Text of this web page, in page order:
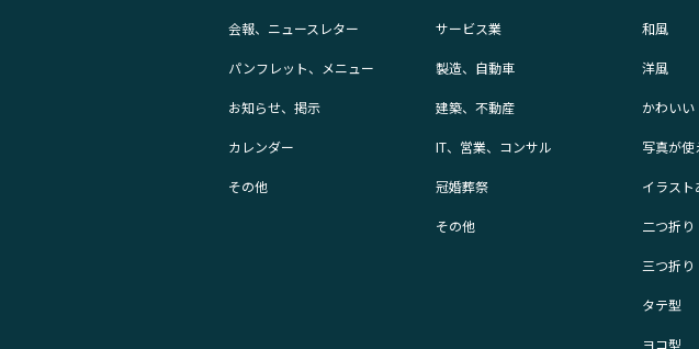
会報、ニュースレター
パンフレット、メニュー
お知らせ、掲示
カレンダー
その他
サービス業
製造、自動車
建築、不動産
IT、営業、コンサル
冠婚葬祭
その他
和風
洋風
かわいい
写真が使
イラスト
二つ折り
三つ折り
タテ型
ヨコ型